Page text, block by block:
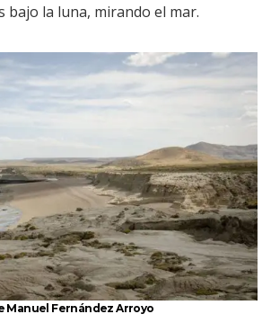
bajo la luna, mirando el mar.
Manuel Fernández Arroyo